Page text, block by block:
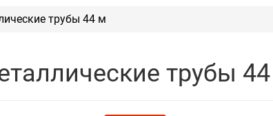
трубы 44 м
трубы